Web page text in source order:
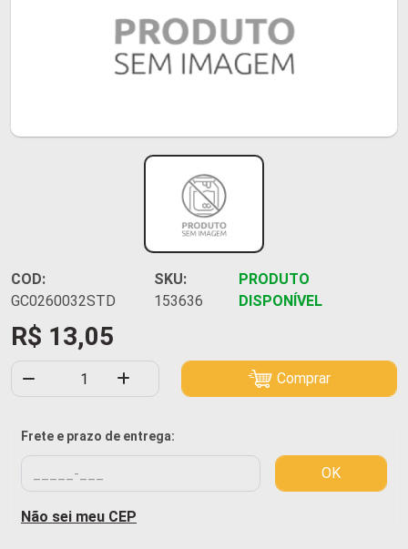
COD:
GC0260032STD
SKU:
153636
PRODUTO
DISPONÍVEL
R$ 13,05
Comprar
Frete e prazo de entrega:
OK
Não sei meu CEP